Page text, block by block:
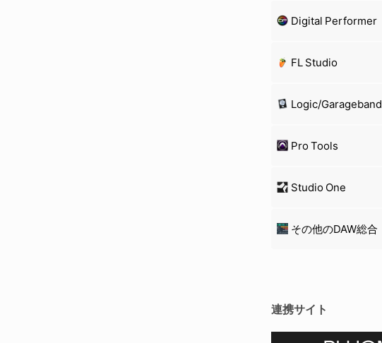
Digital Performer
FL Studio
Logic/Garageband
Pro Tools
Studio One
その他のDAW総合
連携サイト